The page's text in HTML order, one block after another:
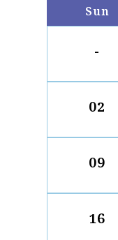
Sun
-
02
09
16